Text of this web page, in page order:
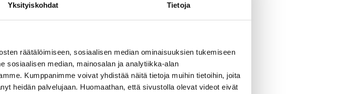
Yksityiskohdat Tietoja
räätälöimiseen, sosiaalisen median ominaisuuksien tukemiseen
sosiaalisen median, mainosalan ja analytiikka-alan
Kumppanimme voivat yhdistää näitä tietoja muihin tietoihin, joita
heidän palvelujaan. Huomaathan, että sivustolla olevat videot eivät